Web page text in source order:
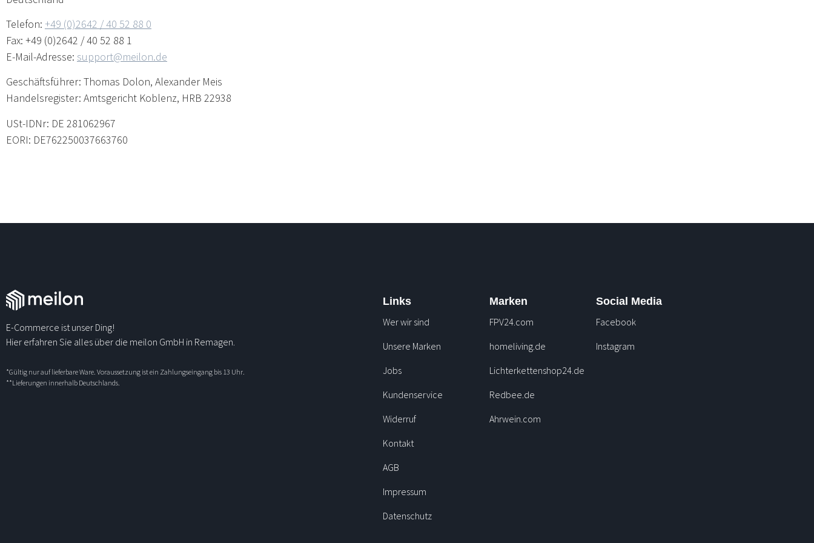
Telefon: +49 (0)2642 / 40 52 88 0
Fax: +49 (0)2642 / 40 52 88 1
E-Mail-Adresse: support@meilon.de
Geschäftsführer: Thomas Dolon, Alexander Meis
Handelsregister: Amtsgericht Koblenz, HRB 22938
USt-IDNr: DE 281062967
EORI: DE762250037663760
E-Commerce ist unser Ding!
Hier erfahren Sie alles über die meilon GmbH in Remagen.
*Gültig nur auf lieferbare Ware. Voraussetzung ist ein Zahlungseingang bis 13 Uhr.
**Lieferungen innerhalb Deutschlands.
Links
Wer wir sind
Unsere Marken
Jobs
Kundenservice
Widerruf
Kontakt
AGB
Impressum
Datenschutz
Marken
FPV24.com
homeliving.de
Lichterkettenshop24.de
Redbee.de
Ahrwein.com
Social Media
Facebook
Instagram